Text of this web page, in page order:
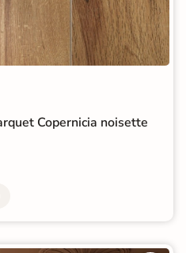
Copernicia noisette